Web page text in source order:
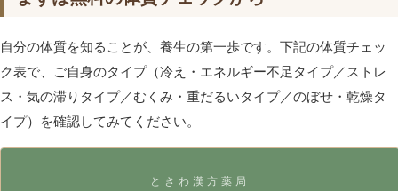
自分の体質を知ることが、養生の第一歩です。下記の体質チェッ
ク表で、ご自身のタイプ（冷え・エネルギー不足タイプ／ストレ
ス・気の滞りタイプ／むくみ・重だるいタイプ／のぼせ・乾燥タ
イプ）を確認してみてください。